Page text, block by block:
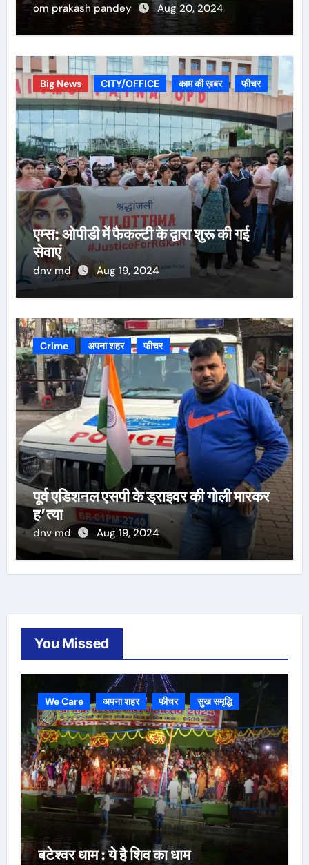
om prakash pandey Aug 20, 2024
Big News CITY/OFFICE काम की ख़बर फीचर
एम्स: ओपीडी में फैकल्टी के द्वारा शुरू की गई
सेवाएं
dnv md Aug 19, 2024
Crime अपना शहर फीचर
पूर्व एडिशनल एसपी के ड्राइवर की गोली मारकर
ह’त्या
dnv md Aug 19, 2024
You Missed
We Care अपना शहर फीचर सुख समृद्धि
बटेश्वर धाम : ये है शिव का धाम